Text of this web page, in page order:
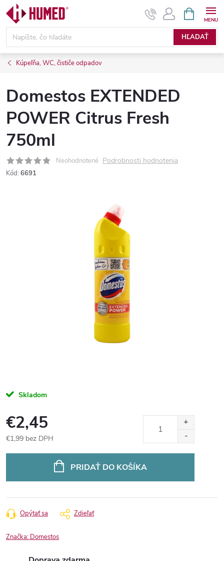
Prejsť
obsah
HĽADAŤ
KOŠÍK
Kúpeľňa, WC, čističe odpadov
Domestos EXTENDED
POWER Citrus Fresh
750ml
Neohodnotené Podrobnosti hodnotenia
Kód: 6691
Skladom
€2,45
€1,99 bez DPH
PRIDAŤ DO KOŠÍKA
Opýtať sa Zdieľať
Značka: Domestos